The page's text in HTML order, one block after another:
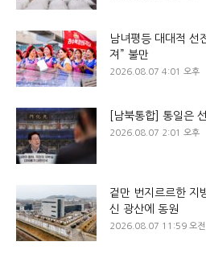
남녀평등 대대적 선
져” 불만
2026.08.07 4:01 오후
[남북통합] 통일은
2026.08.07 2:01 오후
겉만 번지르르한 지
신 광산에 동원
2026.08.07 11:59 오전